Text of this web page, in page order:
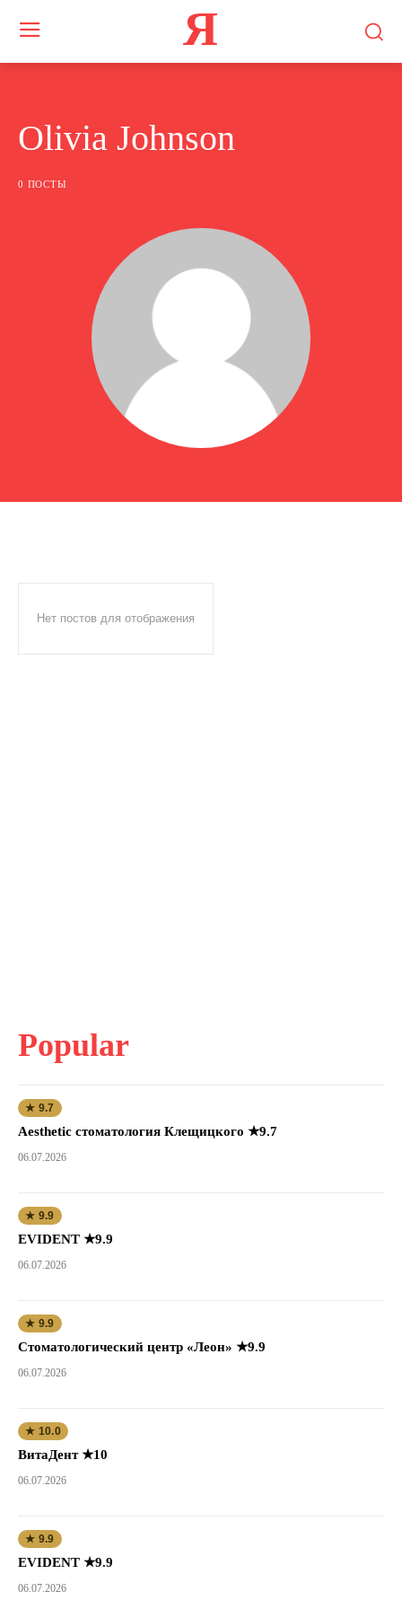
Я
Olivia Johnson
0 ПОСТЫ
Нет постов для отображения
Popular
★ 9.7
Aesthetic стоматология Клещицкого ★9.7
06.07.2026
★ 9.9
EVIDENT ★9.9
06.07.2026
★ 9.9
Стоматологический центр «Леон» ★9.9
06.07.2026
★ 10.0
ВитаДент ★10
06.07.2026
★ 9.9
EVIDENT ★9.9
06.07.2026